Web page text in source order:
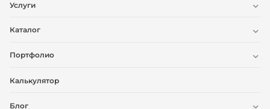
Услуги
Каталог
Портфолио
Калькулятор
Блог